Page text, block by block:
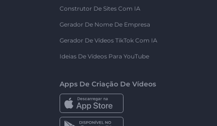
Construtor De Sites Com IA
Gerador De Nome De Empresa
Gerador De Vídeos TikTok Com IA
Ideias De Vídeos Para YouTube
Apps De Criação De Vídeos